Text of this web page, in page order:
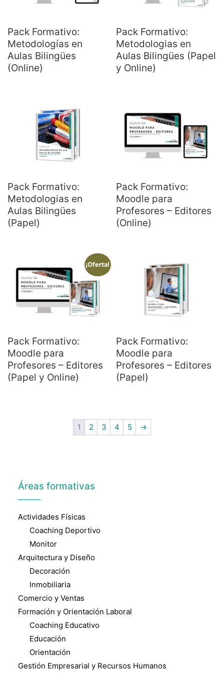
Pack Formativo:
Metodologías en
Aulas Bilingües
(Online)
Pack Formativo:
Metodologias en
Aulas Bilingües (Papel
y Online)
Pack Formativo:
Metodologias en
Aulas Bilingües
(Papel)
Pack Formativo:
Moodle para
Profesores – Editores
(Online)
¡Oferta!
Pack Formativo:
Moodle para
Profesores – Editores
(Papel y Online)
Pack Formativo:
Moodle para
Profesores – Editores
(Papel)
1 2 3 4 5 →
Áreas formativas
Actividades Físicas
Coaching Deportivo
Monitor
Arquitectura y Diseño
Decoración
Inmobiliaria
Comercio y Ventas
Formación y Orientación Laboral
Coaching Educativo
Educación
Orientación
Gestión Empresarial y Recursos Humanos